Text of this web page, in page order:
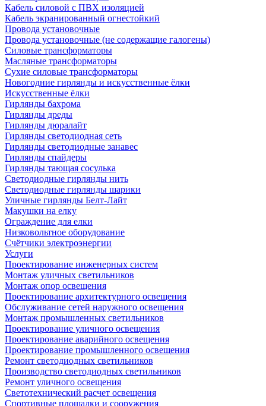
Кабель силовой с ПВХ изоляцией
Кабель экранированный огнестойкий
Провода установочные
Провода установочные (не содержащие галогены)
Силовые трансформаторы
Масляные трансформаторы
Сухие силовые трансформаторы
Новогодние гирлянды и искусственные ёлки
Искусственные ёлки
Гирлянды бахрома
Гирлянды дреды
Гирлянды дюралайт
Гирлянды светодиодная сеть
Гирлянды светодиодные занавес
Гирлянды спайдеры
Гирлянды тающая сосулька
Светодиодные гирлянды нить
Светодиодные гирлянды шарики
Уличные гирлянды Белт-Лайт
Макушки на елку
Ограждение для елки
Низковольтное оборудование
Счётчики электроэнергии
Услуги
Проектирование инженерных систем
Монтаж уличных светильников
Монтаж опор освещения
Проектирование архитектурного освещения
Обслуживание сетей наружного освещения
Монтаж промышленных светильников
Проектирование уличного освещения
Проектирование аварийного освещения
Проектирование промышленного освещения
Ремонт светодиодных светильников
Производство светодиодных светильников
Ремонт уличного освещения
Светотехнический расчет освещения
Спортивные площадки и сооружения